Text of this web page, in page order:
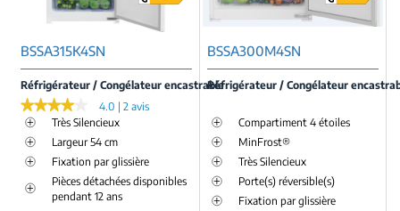
BSSA315K4SN
Réfrigérateur / Congélateur encastrable
★★★★★
★★★★★
4.0 | 2 avis
Très Silencieux
Largeur 54 cm
Fixation par glissière
Pièces détachées disponibles
pendant 12 ans
BSSA300M4SN
Réfrigérateur / Congélateur
Compartiment 4 étoiles
MinFrost®
Très Silencieux
Porte(s) réversible(s)
Fixation par glissière